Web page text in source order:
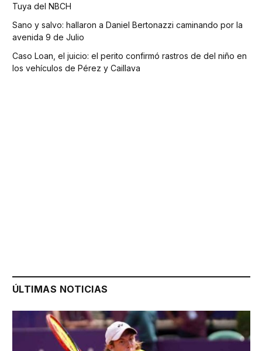
Tuya del NBCH
Sano y salvo: hallaron a Daniel Bertonazzi caminando por la
avenida 9 de Julio
Caso Loan, el juicio: el perito confirmó rastros de del niño en
los vehículos de Pérez y Caillava
ÚLTIMAS NOTICIAS